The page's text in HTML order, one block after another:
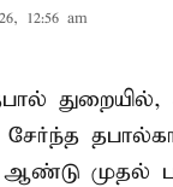
12:56 am
துறையில்,
ஆண்டு முதல்